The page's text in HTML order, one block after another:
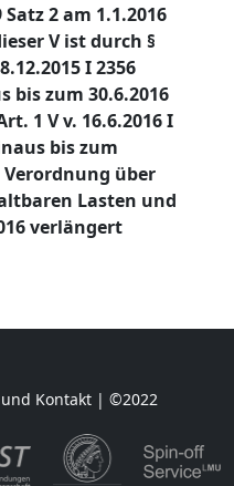
2 am 1.1.2016
V ist durch §
I 2356
bis zum 30.6.2016
1 V v. 16.6.2016 I
bis zum
über
Lasten und
verlängert
Kontakt | ©2022